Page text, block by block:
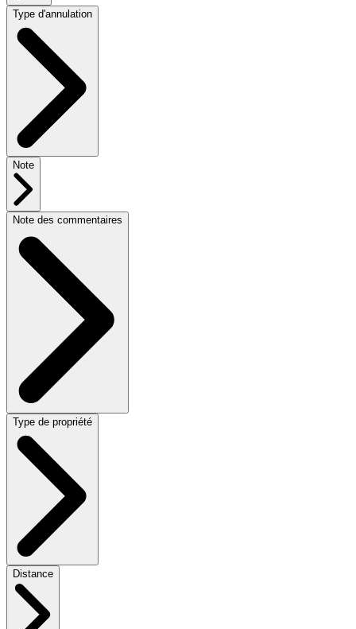
Type d'annulation
Note
Note des commentaires
Type de propriété
Distance